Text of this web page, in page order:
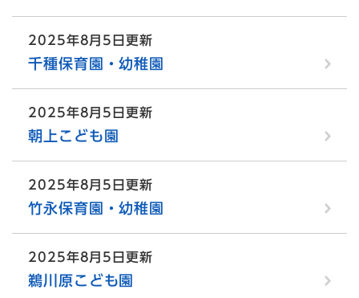
2025年8月5日更新
千種保育園・幼稚園
2025年8月5日更新
朝上こども園
2025年8月5日更新
竹永保育園・幼稚園
2025年8月5日更新
鵜川原こども園